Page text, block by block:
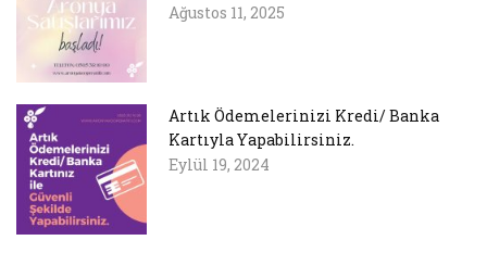
Ağustos 11, 2025
Artık Ödemelerinizi Kredi/ Banka
Kartıyla Yapabilirsiniz.
Eylül 19, 2024